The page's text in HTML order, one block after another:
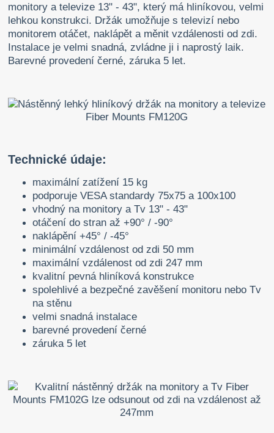
monitory a televize 13" - 43", který má hliníkovou, velmi
lehkou konstrukci. Držák umožňuje s televizí nebo
monitorem otáčet, naklápět a měnit vzdálenosti od zdi.
Instalace je velmi snadná, zvládne ji i naprostý laik.
Barevné provedení černé, záruka 5 let.
Technické údaje:
maximální zatížení 15 kg
podporuje VESA standardy 75x75 a 100x100
vhodný na monitory a Tv 13" - 43"
otáčení do stran až +90° / -90°
naklápění +45° / -45°
minimální vzdálenost od zdi 50 mm
maximální vzdálenost od zdi 247 mm
kvalitní pevná hliníková konstrukce
spolehlivé a bezpečné zavěšení monitoru nebo Tv
na stěnu
velmi snadná instalace
barevné provedení černé
záruka 5 let